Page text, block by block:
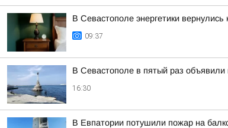
В Севастополе энергетики
09:37
В Севастополе в пятый раз объявили
16:30
В Евпатории потушили пожар на